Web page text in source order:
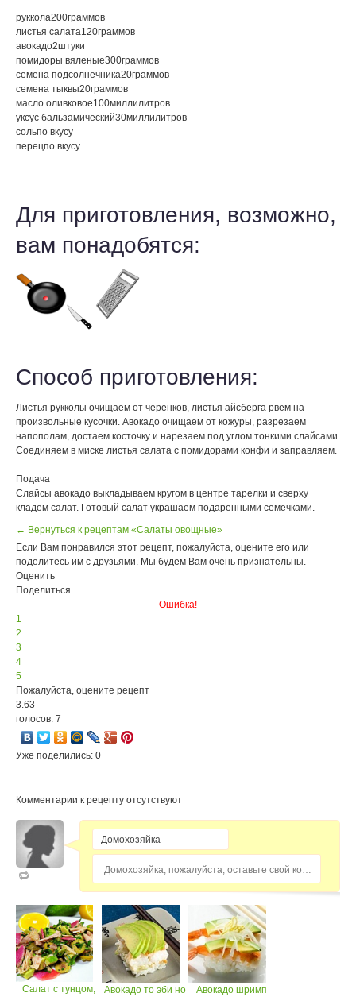
руккола200граммов
листья салата120граммов
авокадо2штуки
помидоры вяленые300граммов
семена подсолнечника20граммов
семена тыквы20граммов
масло оливковое100миллилитров
уксус бальзамический30миллилитров
сольпо вкусу
перецпо вкусу
Для приготовления, возможно,
вам понадобятся:
Способ приготовления:
Листья рукколы очищаем от черенков, листья айсберга рвем на
произвольные кусочки. Авокадо очищаем от кожуры, разрезаем
напополам, достаем косточку и нарезаем под углом тонкими слайсами.
Соединяем в миске листья салата с помидорами конфи и заправляем.
Подача
Слайсы авокадо выкладываем кругом в центре тарелки и сверху
кладем салат. Готовый салат украшаем подаренными семечками.
← Вернуться к рецептам «Салаты овощные»
Если Вам понравился этот рецепт, пожалуйста, оцените его или
поделитесь им с друзьями. Мы будем Вам очень признательны.
Оценить
Поделиться
Ошибка!
1
2
3
4
5
Пожалуйста, оцените рецепт
3.63
голосов: 7
Уже поделились: 0
Комментарии к рецепту отсутствуют
Домохозяйка, пожалуйста, оставьте свой комментарий...
Cалат с тунцом,
Авокадо то эби но
Авокадо шримп